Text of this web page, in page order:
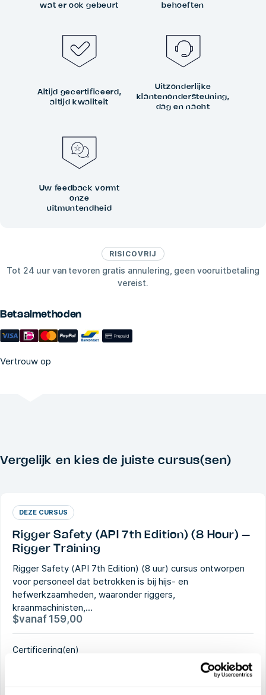
RISICOVRIJ
Tot 24 uur van tevoren gratis annulering, geen vooruitbetaling
vereist.
Betaalmethoden
Vertrouw op
wat er ook gebeurt
behoeften
Altijd gecertificeerd,
altijd kwaliteit
Uitzonderlijke
klantenondersteuning,
dag en nacht
Uw feedback vormt
onze
uitmuntendheid
Vergelijk en kies de juiste cursus(sen)
DEZE CURSUS
Rigger Safety (API 7th Edition) (8 Hour) –
Rigger Training
Rigger Safety (API 7th Edition) (8 uur) cursus ontworpen
voor personeel dat betrokken is bij hijs- en
hefwerkzaamheden, waaronder riggers,
kraanmachinisten,...
$vanaf 159,00
Certificering(en)